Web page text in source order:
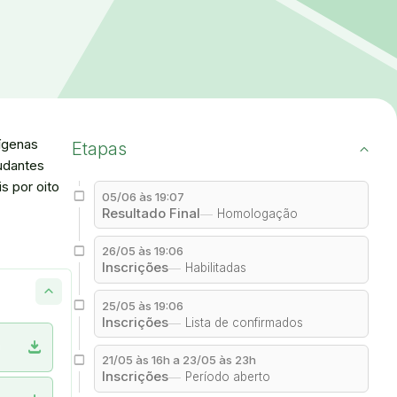
por oito
download
Etapas
05/06 às 19:07
Resultado Final Homologação
26/05 às 19:06
Inscrições Habilitadas
25/05 às 19:06
Inscrições Lista de confirmados
21/05 às 16h a 23/05 às 23h
Inscrições Período aberto